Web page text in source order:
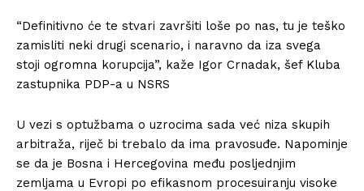
“Definitivno će te stvari završiti loše po nas, tu je teško
zamisliti neki drugi scenario, i naravno da iza svega
stoji ogromna korupcija”, kaže Igor Crnadak, šef Kluba
zastupnika PDP-a u NSRS
U vezi s optužbama o uzrocima sada već niza skupih
arbitraža, riječ bi trebalo da ima pravosuđe. Napominje
se da je Bosna i Hercegovina među posljednjim
zemljama u Evropi po efikasnom procesuiranju visoke